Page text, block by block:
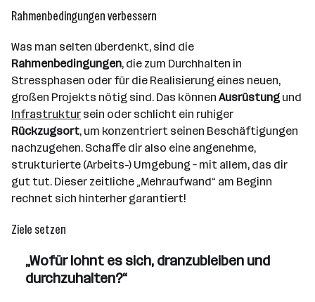
Rahmenbedingungen verbessern
Was man selten überdenkt, sind die
Rahmenbedingungen, die zum Durchhalten in
Stressphasen oder für die Realisierung eines neuen,
großen Projekts nötig sind. Das können Ausrüstung und
Infrastruktur sein oder schlicht ein ruhiger
Rückzugsort, um konzentriert seinen Beschäftigungen
nachzugehen. Schaffe dir also eine angenehme,
strukturierte (Arbeits-) Umgebung – mit allem, das dir
gut tut. Dieser zeitliche „Mehraufwand“ am Beginn
rechnet sich hinterher garantiert!
Ziele setzen
„Wofür lohnt es sich, dranzubleiben und
durchzuhalten?“